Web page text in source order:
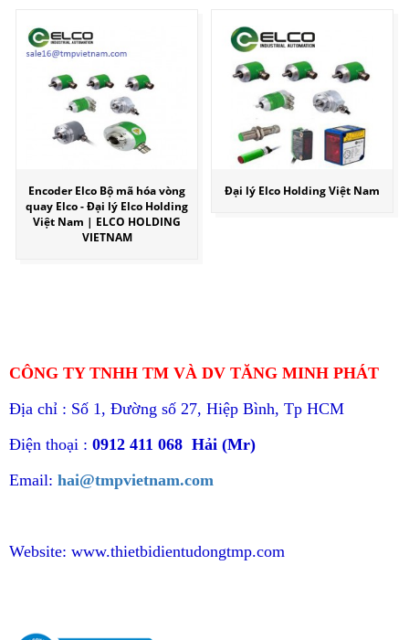
Encoder Elco Bộ mã hóa vòng
quay Elco - Đại lý Elco Holding
Việt Nam | ELCO HOLDING
VIETNAM
Đại lý Elco Holding Việt Nam
CÔNG TY TNHH TM VÀ DV TĂNG MINH PHÁT
Địa chỉ : Số 1, Đường số 27, Hiệp Bình, Tp HCM
Điện thoại : 0912 411 068 Hải (Mr)
Email: hai@tmpvietnam.com
Website: www.thietbidientudongtmp.com